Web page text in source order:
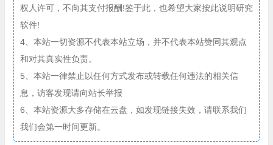
权人许可，不向其支付报酬!鉴于此，也希望大家按此说明研究
软件!
4、本站一切资源不代表本站立场，并不代表本站赞同其观点
和对其真实性负责。
5、本站一律禁止以任何方式发布或转载任何违法的相关信
息，访客发现请向站长举报
6、本站资源大多存储在云盘，如发现链接失效，请联系我们
我们会第一时间更新。